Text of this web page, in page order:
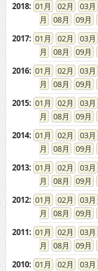
2018: 01 02 03
08
09
2017: 01 02 03
08
09
2016: 01 02 03
08
09
2015: 01 02 03
08
09
2014: 01 02 03
08
09
2013: 01 02 03
08
09
2012: 01 02 03
08
09
2011: 01 02 03
08
09
2010: 01 02 03